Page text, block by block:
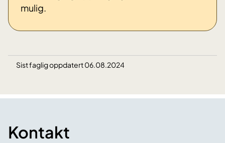
mulig.
Sist faglig oppdatert 06.08.2024
Kontakt